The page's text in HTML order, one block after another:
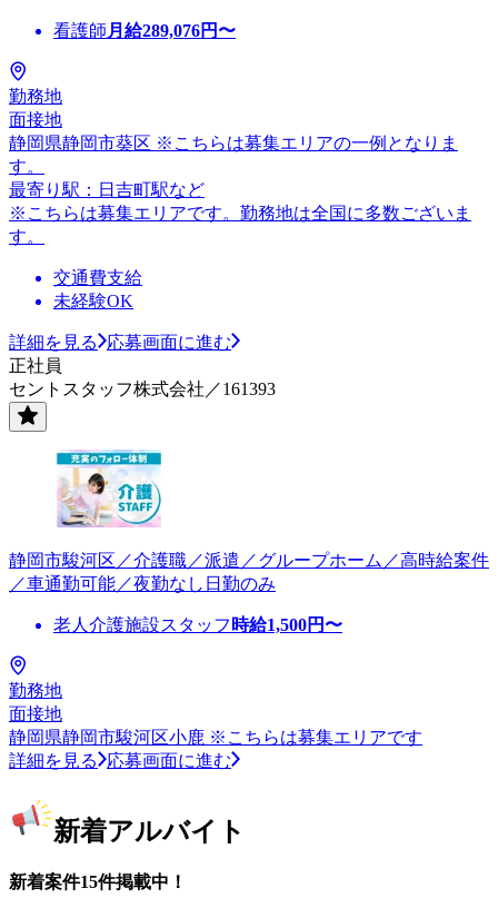
看護師 月給289,076円〜
勤務地
面接地
静岡県静岡市葵区 ※こちらは募集エリアの一例となりま
す。
最寄り駅：日吉町駅など
※こちらは募集エリアです。勤務地は全国に多数ございま
す。
交通費支給
未経験OK
詳細を見る
応募画面に進む
正社員
セントスタッフ株式会社／161393
静岡市駿河区／介護職／派遣／グループホーム／高時給案件
／車通勤可能／夜勤なし日勤のみ
老人介護施設スタッフ 時給1,500円〜
勤務地
面接地
静岡県静岡市駿河区小鹿 ※こちらは募集エリアです
詳細を見る
応募画面に進む
新着アルバイト
新着案件15件掲載中！